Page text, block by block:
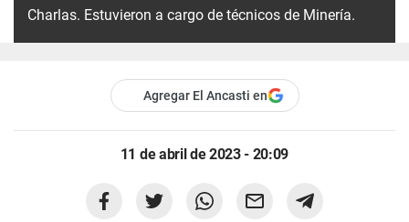
Charlas. Estuvieron a cargo de técnicos de Minería.
Agregar El Ancasti en
11 de abril de 2023 - 20:09